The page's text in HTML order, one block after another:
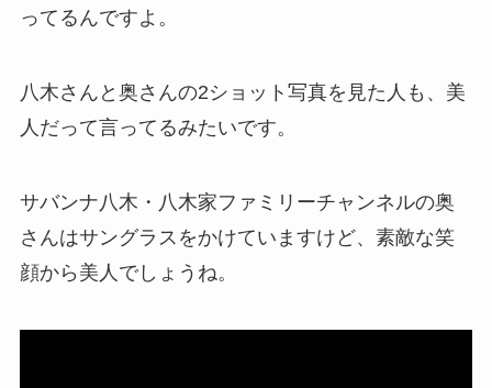
ってるんですよ。
八木さんと奥さんの2ショット写真を見た人も、美
人だって言ってるみたいです。
サバンナ八木・八木家ファミリーチャンネルの奥
さんはサングラスをかけていますけど、素敵な笑
顔から美人でしょうね。